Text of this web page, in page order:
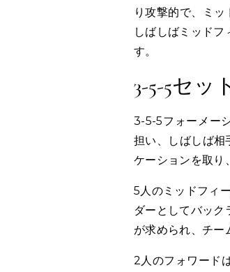
り攻撃的で、ミ
しばしばミッド
す。
3-5-5セッ
3-5-5フォーメー
担い、しばしば相
ケーションを取り
5人のミッドフィ
ダーとしてバック
が求められ、チー
2人のフォワード